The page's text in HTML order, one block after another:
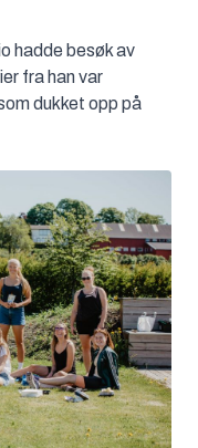
hadde besøk av
fra han var
dukket opp på